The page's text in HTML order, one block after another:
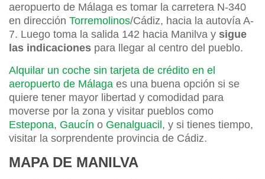
aeropuerto de Málaga es tomar la carretera N-340
en dirección Torremolinos/Cádiz, hacia la autovía A-
7. Luego toma la salida 142 hacia Manilva y sigue
las indicaciones para llegar al centro del pueblo.
Alquilar un coche sin tarjeta de crédito en el
aeropuerto de Málaga es una buena opción si se
quiere tener mayor libertad y comodidad para
moverse por la zona y visitar pueblos como
Estepona, Gaucín o Genalguacil, y si tienes tiempo,
visitar la sorprendente provincia de Cádiz.
MAPA DE MANILVA